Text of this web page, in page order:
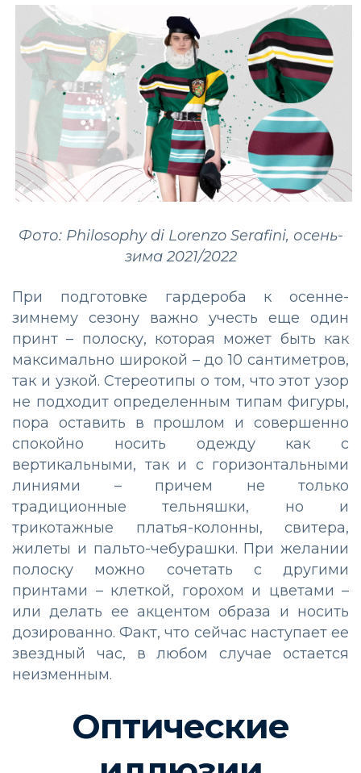
Фото: Philosophy di Lorenzo Serafini, осень-
зима 2021/2022
При подготовке гардероба к осенне-
зимнему сезону важно учесть еще один
принт – полоску, которая может быть как
максимально широкой – до 10 сантиметров,
так и узкой. Стереотипы о том, что этот узор
не подходит определенным типам фигуры,
пора оставить в прошлом и совершенно
спокойно носить одежду как с
вертикальными, так и с горизонтальными
линиями – причем не только
традиционные тельняшки, но и
трикотажные платья-колонны, свитера,
жилеты и пальто-чебурашки. При желании
полоску можно сочетать с другими
принтами – клеткой, горохом и цветами –
или делать ее акцентом образа и носить
дозированно. Факт, что сейчас наступает ее
звездный час, в любом случае остается
неизменным.
Оптические